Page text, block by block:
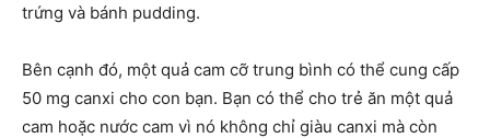
trứng và bánh pudding.
Bên cạnh đó, một quả cam cỡ trung bình có thể cung cấp
50 mg canxi cho con bạn. Bạn có thể cho trẻ ăn một quả
cam hoặc nước cam vì nó không chỉ giàu canxi mà còn